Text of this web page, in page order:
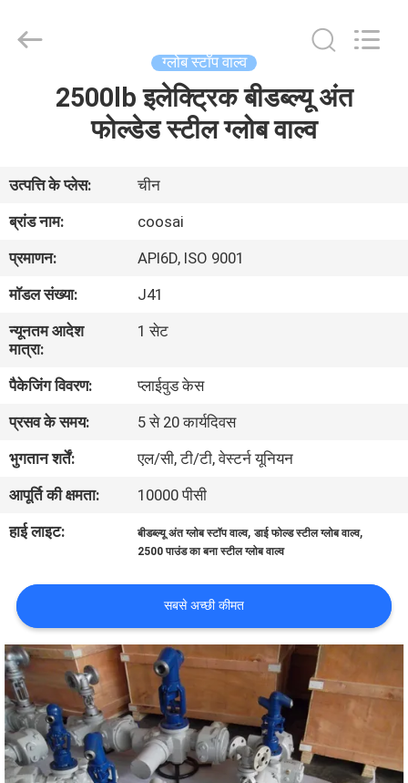
हमारे
बारे
कारखाने
का
गुणवत्ता
नियंत्रण
संपर्क
करें
समाचार
उद्धरण
मांगें
group.
ग्लोब स्टॉप वाल्व
2500lb इलेक्ट्रिक बीडब्ल्यू अंत
फोल्डेड स्टील ग्लोब वाल्व
उत्पत्ति के प्लेस:
चीन
ब्रांड नाम:
coosai
प्रमाणन:
API6D, ISO 9001
मॉडल संख्या:
J41
न्यूनतम आदेश
मात्रा:
1 सेट
पैकेजिंग विवरण:
प्लाईवुड केस
प्रसव के समय:
5 से 20 कार्यदिवस
भुगतान शर्तें:
एल/सी, टी/टी, वेस्टर्न यूनियन
आपूर्ति की क्षमता:
10000 पीसी
हाई लाइट:
बीडब्ल्यू अंत ग्लोब स्टॉप वाल्व,डाई फोल्ड स्टील ग्लोब वाल्व,
2500 पाउंड का बना स्टील ग्लोब वाल्व
सबसे अच्छी कीमत